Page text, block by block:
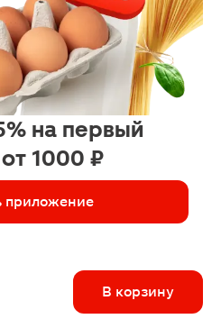
на первый
1000 ₽
приложение
В корзину